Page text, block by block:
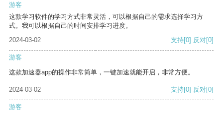
游客
这款学习软件的学习方式非常灵活，可以根据自己的需求选择学习方
式。我可以根据自己的时间安排学习进度。
2024-03-02
支持[0] 反对[0]
游客
这款加速器app的操作非常简单，一键加速就能开启，非常方便。
2024-03-02 支持[0] 反对[0]
游客